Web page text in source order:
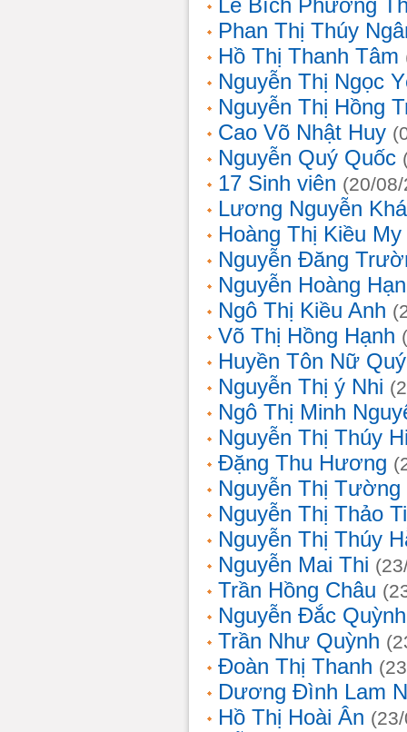
Lê Bích Phương
Phan Thị Thúy
Hồ Thị Thanh Tâm
Nguyễn Thị Ngọc
Nguyễn Thị Hồng
Cao Võ Nhật Huy
Nguyễn Quý Quốc
17 Sinh viên (20/
Lương Nguyễn
Hoàng Thị Kiều My
Nguyễn Đăng
Nguyễn Hoàng
Ngô Thị Kiều Anh
Võ Thị Hồng Hạnh
Huyền Tôn Nữ
Nguyễn Thị ý Nhi
Ngô Thị Minh
Nguyễn Thị Thúy
Đặng Thu Hương
Nguyễn Thị Tường
Nguyễn Thị Thảo
Nguyễn Thị Thúy
Nguyễn Mai Thi
Trần Hồng Châu
Nguyễn Đắc
Trần Như Quỳnh
Đoàn Thị Thanh
Dương Đình Lam
Hồ Thị Hoài Ân